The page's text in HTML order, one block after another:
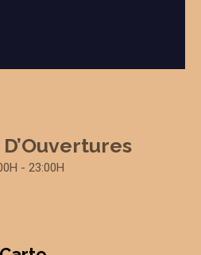
- 23:00H